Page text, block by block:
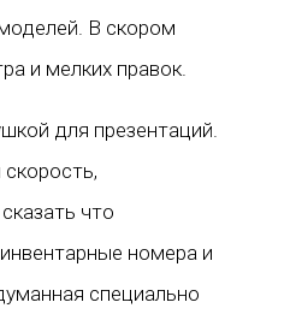
В скором
и мелких правок.
для презентаций.
что
номера и
специально